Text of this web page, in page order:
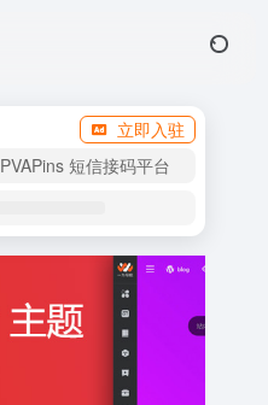
立即入驻
PVAPins 短信接码平台